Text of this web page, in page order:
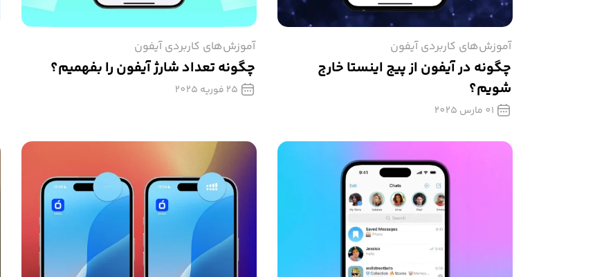
آموزش‌های کاربردی آیفون
چگونه در آیفون از پیج اینستا خارج
شویم؟
01 مارس 2025
آموزش‌های کاربردی آیفون
چگونه تعداد شارژ آیفون را بفهمیم؟
25 فوریه 2025